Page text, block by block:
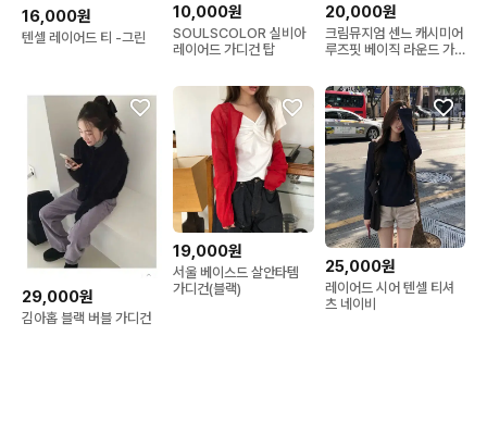
16,000원
텐셀 레이어드 티 -그린
10,000원
SOULSCOLOR 실비아
레이어드 가디건 탑
20,000원
크림뮤지엄 센느 캐시미어
루즈핏 베이직 라운드 가
29,000원
김아홉 블랙 버블 가디건
19,000원
서울 베이스드 살안타템
가디건(블랙)
25,000원
레이어드 시어 텐셀 티셔
츠 네이비